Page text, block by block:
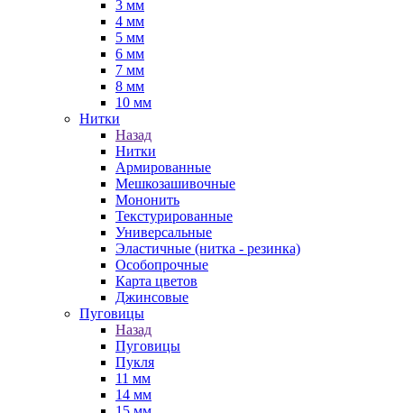
3 мм
4 мм
5 мм
6 мм
7 мм
8 мм
10 мм
Нитки
Назад
Нитки
Армированные
Мешкозашивочные
Мононить
Текстурированные
Универсальные
Эластичные (нитка - резинка)
Особопрочные
Карта цветов
Джинсовые
Пуговицы
Назад
Пуговицы
Пукля
11 мм
14 мм